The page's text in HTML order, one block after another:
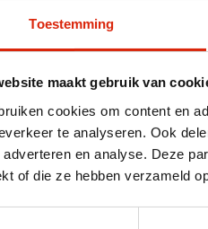
Toestemming
maakt gebruik van
cookies om content en
te analyseren. Ook
adverteren en analyse. Deze
of die ze hebben verzameld
ook
In diverse